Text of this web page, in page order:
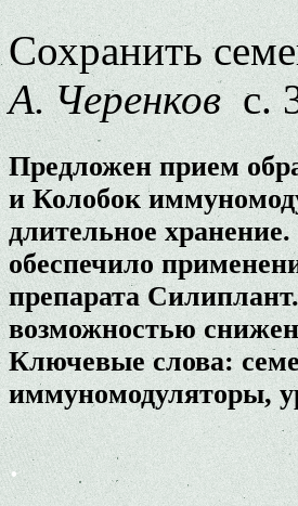
Сохранить
А. Черенковс.
Предложен прием
и Колобок
длительное
обеспечило
препарата
возможностью
Ключевые слова:
иммуномодуляторы,
.